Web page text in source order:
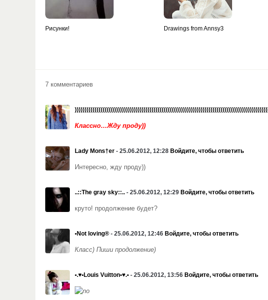
Рисунки! Drawings from Annsy3
7 комментариев
Классно…Жду проду))
Lady Mons†er - 25.06.2012, 12:28 Войдите, чтобы ответить
Интересно, жду проду))
..::The gray sky::.. - 25.06.2012, 12:29 Войдите, чтобы ответить
круто! продолжение будет?
•Not loving® - 25.06.2012, 12:46 Войдите, чтобы ответить
Класс) Пиши продолжение)
•.♥•Louis Vuitton•♥.• - 25.06.2012, 13:56 Войдите, чтобы ответить